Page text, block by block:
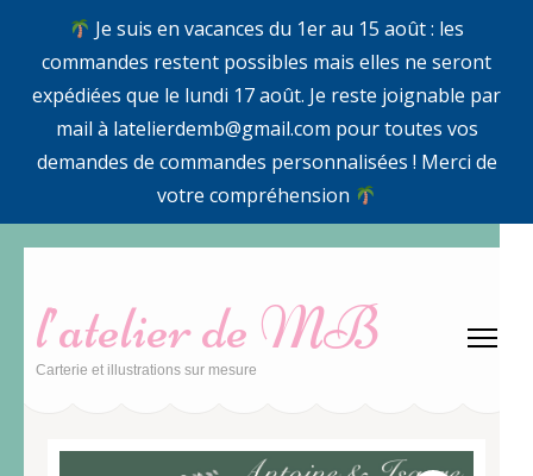
Je suis en vacances du 1er au 15 août : les
commandes restent possibles mais elles ne seront
expédiées que le lundi 17 août. Je reste joignable par
mail à latelierdemb@gmail.com pour toutes vos
demandes de commandes personnalisées ! Merci de
votre compréhension
contenu
(Pressez
l’atelier de MB
Carterie et illustrations sur mesure